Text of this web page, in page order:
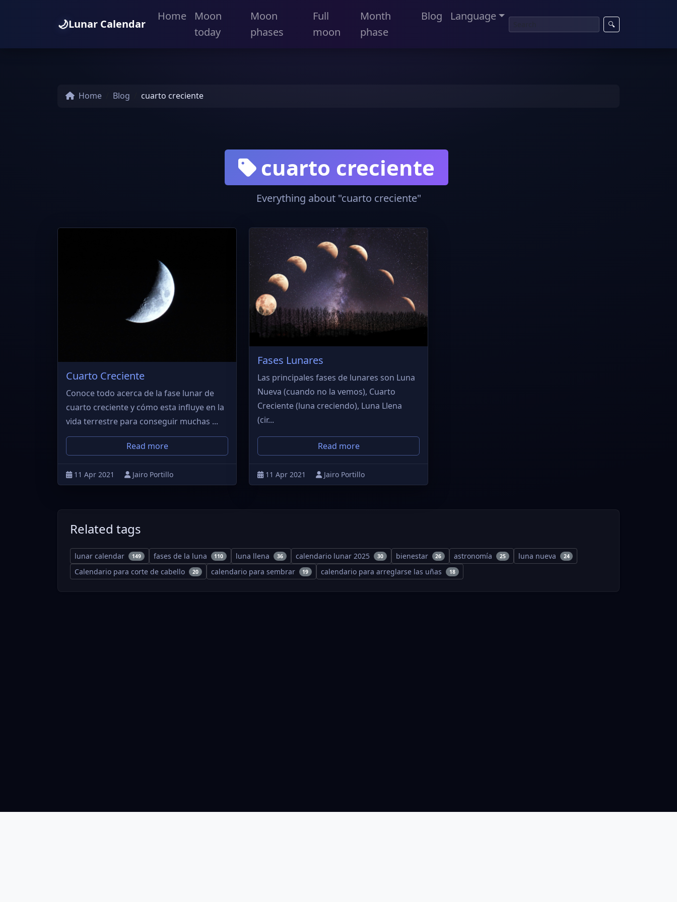
🌙Lunar Calendar
Home
Moon
today
Moon
phases
Full
moon
Month
phase
Blog Language
🔍
Home Blog cuarto creciente
cuarto creciente
Everything about "cuarto creciente"
Cuarto Creciente
Conoce todo acerca de la fase lunar de
cuarto creciente y cómo esta influye en la
vida terrestre para conseguir muchas ...
Read more
11 Apr 2021 Jairo Portillo
Fases Lunares
Las principales fases de lunares son Luna
Nueva (cuando no la vemos), Cuarto
Creciente (luna creciendo), Luna Llena
(cir...
Read more
11 Apr 2021 Jairo Portillo
Related tags
lunar calendar 149 fases de la luna 110 luna llena 36 calendario lunar 2025 30 bienestar 26 astronomía 25 luna nueva 24
Calendario para corte de cabello 20 calendario para sembrar 19 calendario para arreglarse las uñas 18